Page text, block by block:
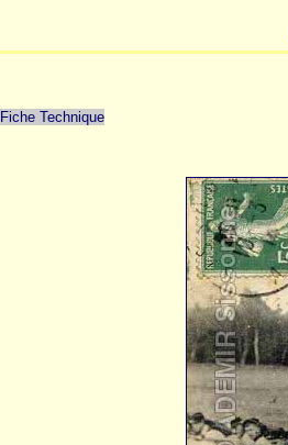
Fiche Technique